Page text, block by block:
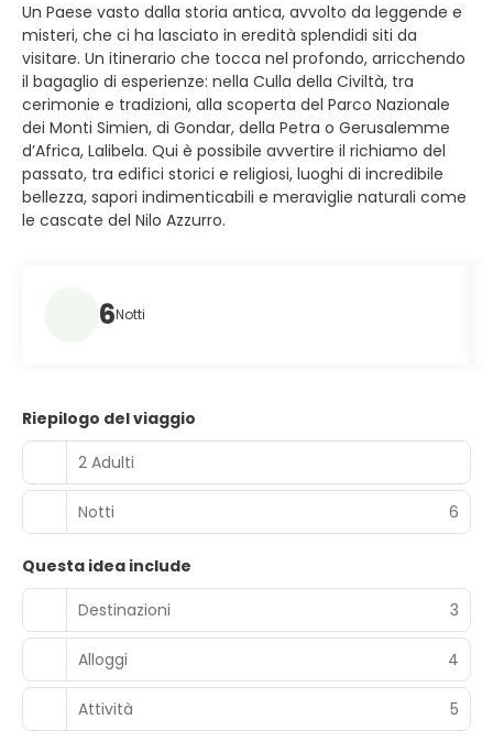
Un Paese vasto dalla storia antica, avvolto da leggende e
misteri, che ci ha lasciato in eredità splendidi siti da
visitare. Un itinerario che tocca nel profondo, arricchendo
il bagaglio di esperienze: nella Culla della Civiltà, tra
cerimonie e tradizioni, alla scoperta del Parco Nazionale
dei Monti Simien, di Gondar, della Petra o Gerusalemme
d’Africa, Lalibela. Qui è possibile avvertire il richiamo del
passato, tra edifici storici e religiosi, luoghi di incredibile
bellezza, sapori indimenticabili e meraviglie naturali come
le cascate del Nilo Azzurro.
6Notti
Riepilogo del viaggio
2 Adulti
Notti 6
Questa idea include
Destinazioni
3
Alloggi 4
Attività 5